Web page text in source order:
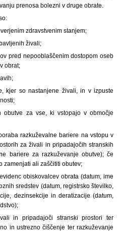
prenosa bolezni v druge obrate.
zdravstvenim stanjem;
živali;
pred nepooblaščenim dostopom oseb
obrat;
kjer so nastanjene živali, in v izpuste
obutve za vse, ki vstopajo v območje
razkuževalne bariere na vstopu v
za živali in pripadajočih stranskih
bariere za razkuževanje obutve); če
zamenjati ali zaščititi obutev;
obiskovalcev obrata (datum, ime
sredstev (datum, registrsko številko,
dezinsekcije in deratizacije (datum,
in pripadajoči stranski prostori ter
in ustrezno čiščenje ter razkuževanje